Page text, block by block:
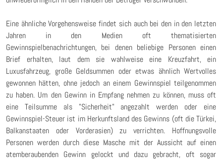
Eine ähnliche Vorgehensweise findet sich auch bei den in den letzten
Jahren in den Medien oft thematisierten
Gewinnspielbenachrichtungen, bei denen beliebige Personen einen
Brief erhalten, laut dem sie wahlweise eine Kreuzfahrt, ein
Luxusfahrzeug, große Geldsummen oder etwas ähnlich Wertvolles
gewonnen hätten, ohne jedoch an einem Gewinnspiel teilgenommen
zu haben. Um den Gewinn in Empfang nehmen zu können, muss oft
eine Teilsumme als "Sicherheit" angezahlt werden oder eine
Gewinnspiel-Steuer ist im Herkunftsland des Gewinns (oft die Türkei,
Balkanstaaten oder Vorderasien) zu verrichten. Hoffnungsvolle
Personen werden durch diese Masche mit der Aussicht auf einen
atemberaubenden Gewinn gelockt und dazu gebracht, oft sogar